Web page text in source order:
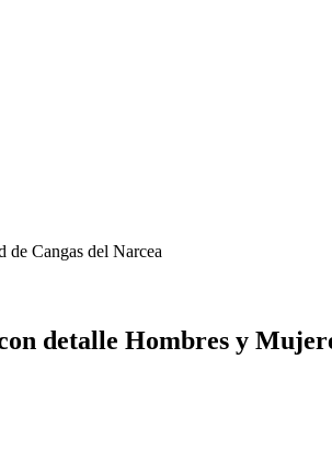
de Cangas del Narcea
detalle Hombres y